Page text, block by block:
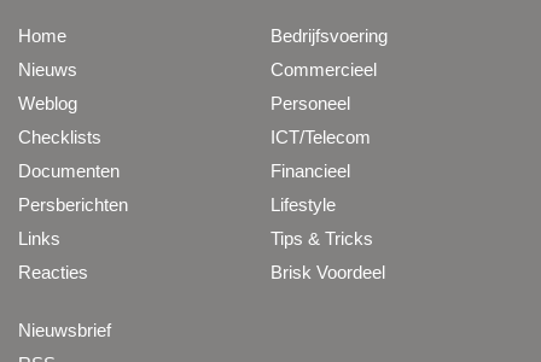
Home
Nieuws
Weblog
Checklists
Documenten
Persberichten
Links
Reacties
Bedrijfsvoering
Commercieel
Personeel
ICT/Telecom
Financieel
Lifestyle
Tips & Tricks
Brisk Voordeel
Nieuwsbrief